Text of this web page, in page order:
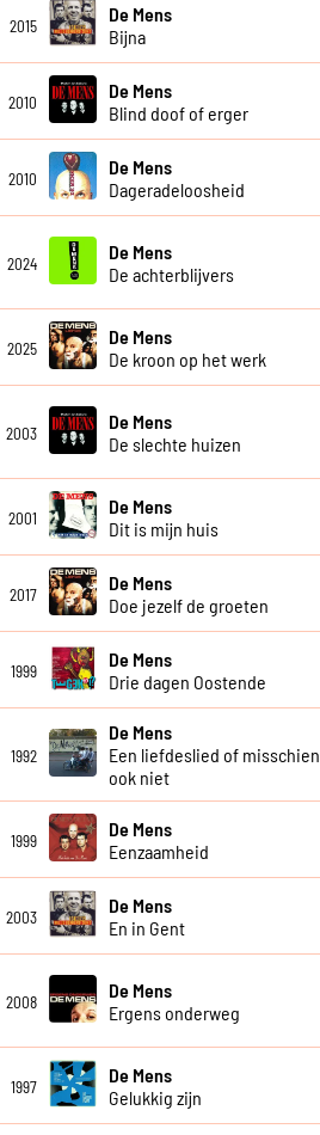
2015
De Mens
Bijna
2010
De Mens
Blind doof of erger
2010
De Mens
Dageradeloosheid
2024
De Mens
De achterblijvers
2025
De Mens
De kroon op het werk
2003
De Mens
De slechte huizen
2001
De Mens
Dit is mijn huis
2017
De Mens
Doe jezelf de groeten
1999
De Mens
Drie dagen Oostende
1992
De Mens
Een liefdeslied of misschien
ook niet
1999
De Mens
Eenzaamheid
2003
De Mens
En in Gent
2008
De Mens
Ergens onderweg
1997
De Mens
Gelukkig zijn